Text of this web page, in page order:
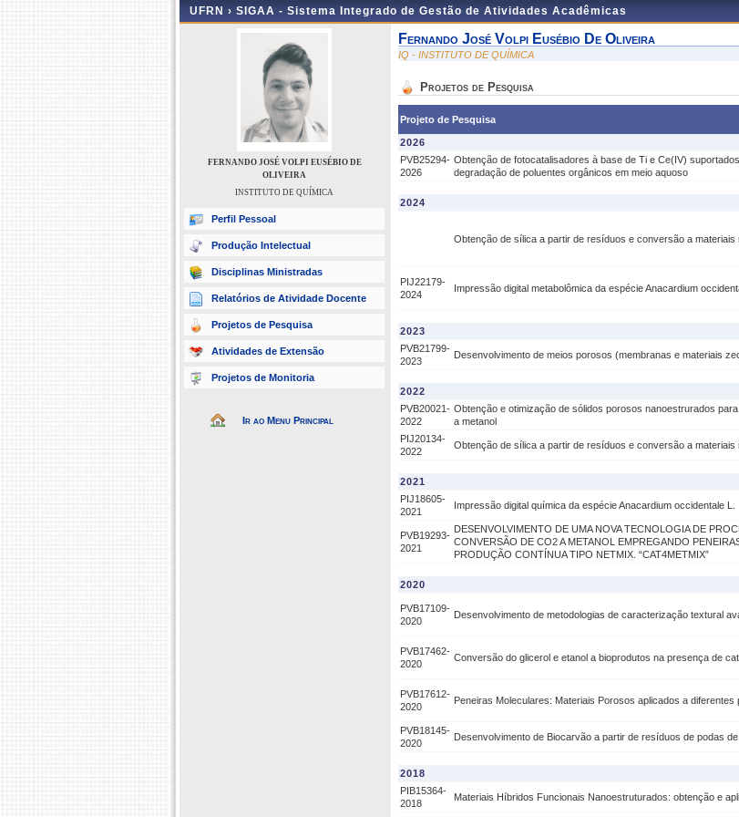
UFRN › SIGAA - Sistema Integrado de Gestão de Atividades Acadêmicas
FERNANDO JOSÉ VOLPI EUSÉBIO DE
OLIVEIRA
INSTITUTO DE QUÍMICA
Perfil Pessoal
Produção Intelectual
Disciplinas Ministradas
Relatórios de Atividade Docente
Projetos de Pesquisa
Atividades de Extensão
Projetos de Monitoria
Ir ao Menu Principal
Fernando José Volpi Eusébio De Oliveira
IQ - INSTITUTO DE QUÍMICA
Projetos de Pesquisa
Projeto de Pesquisa
2026
PVB25294-
2026
Obtenção de fotocatalisadores à base de Ti e Ce(IV)
degradação de poluentes orgânicos em meio aquoso
2024
Obtenção de sílica a partir de resíduos e conversão a materiais
PIJ22179-
2024
Impressão digital metabolômica da espécie Anacardium
2023
PVB21799-
2023
Desenvolvimento de meios porosos (membranas e materiais
2022
PVB20021-
2022
Obtenção e otimização de sólidos porosos nanoestrurados
a metanol
PIJ20134-
2022
Obtenção de sílica a partir de resíduos e conversão a materiais
2021
PIJ18605-
2021
Impressão digital química da espécie Anacardium occidentale L.
PVB19293-
2021
DESENVOLVIMENTO DE UMA NOVA TECNOLOGIA DE
CONVERSÃO DE CO2 A METANOL EMPREGANDO
PRODUÇÃO CONTÍNUA TIPO NETMIX. “CAT4METMIX”
2020
PVB17109-
2020
Desenvolvimento de metodologias de caracterização textural
PVB17462-
2020
Conversão do glicerol e etanol a bioprodutos na presença de
PVB17612-
2020
Peneiras Moleculares: Materiais Porosos aplicados a diferentes
PVB18145-
2020
Desenvolvimento de Biocarvão a partir de resíduos de podas
2018
PIB15364-
2018
Materiais Híbridos Funcionais Nanoestruturados: obtenção e